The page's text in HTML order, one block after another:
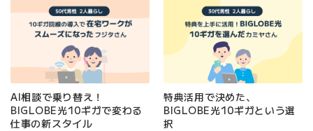
AI相談で乗り替え！
BIGLOBE光10ギガで変わる
仕事の新スタイル
特典活用で決めた、
BIGLOBE光10ギガという選
択